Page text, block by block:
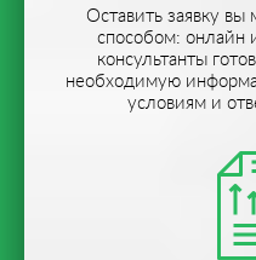
Оставить заявку
способом: онлайн
консультанты
необходимую
условиям и